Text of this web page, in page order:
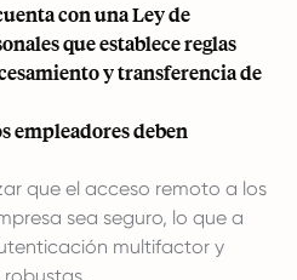
con una Ley de
que establece reglas
y transferencia de
empleadores deben
que el acceso remoto a los
sea seguro, lo que a
multifactor y